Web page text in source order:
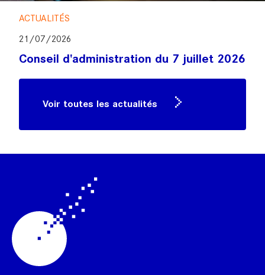
ACTUALITÉS
21/07/2026
Conseil d'administration du 7 juillet 2026
Voir toutes les actualités